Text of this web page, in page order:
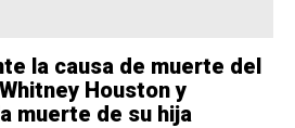
la causa de muerte del
Houston y
muerte de su hija